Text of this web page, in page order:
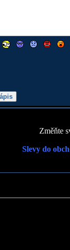
Změňte
Slevy do